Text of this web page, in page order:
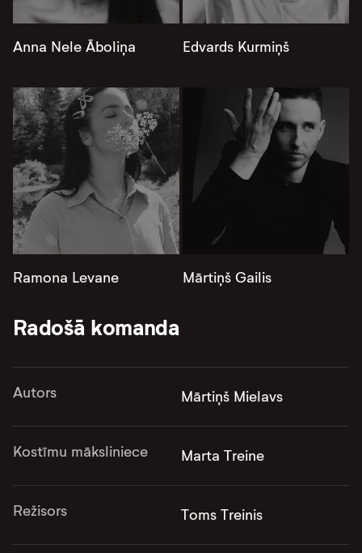
Anna Nele Āboliņa Edvards Kurmiņš
Ramona Levane Mārtiņš Gailis
Radošā komanda
Autors Mārtiņš Mielavs
Kostīmu māksliniece Marta Treine
Režisors Toms Treinis